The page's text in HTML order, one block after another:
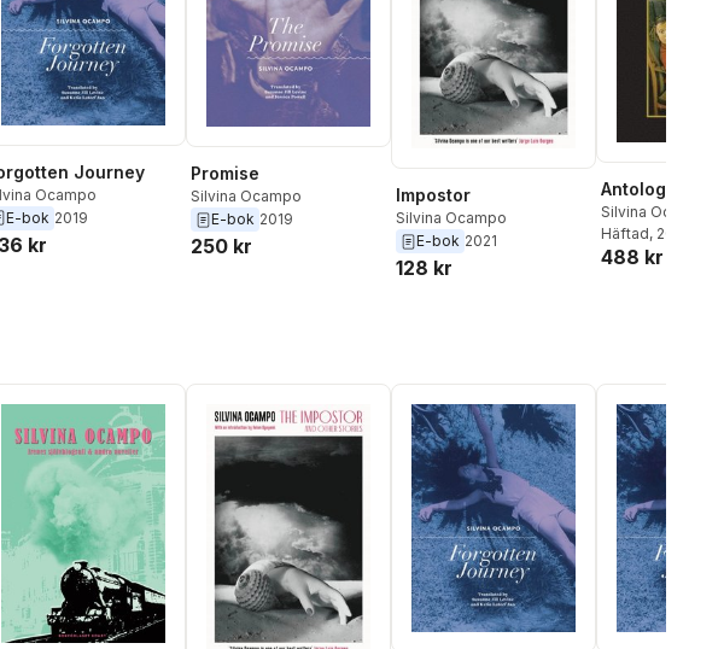
Journey
Ocampo
E-bok 2019
kr
Promise
Silvina Ocampo
E-bok 2019
250 kr
Impostor
Silvina Ocampo
E-bok 2021
128 kr
Antologia
Silvina Ocampo
Nisbet
Häftad, 2013
488 kr